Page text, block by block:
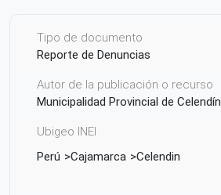
Tipo de documento
Reporte de Denuncias
Autor de la publicación o recurso
Municipalidad Provincial de Celendín
Ubigeo INEI
Perú
Cajamarca Celendin